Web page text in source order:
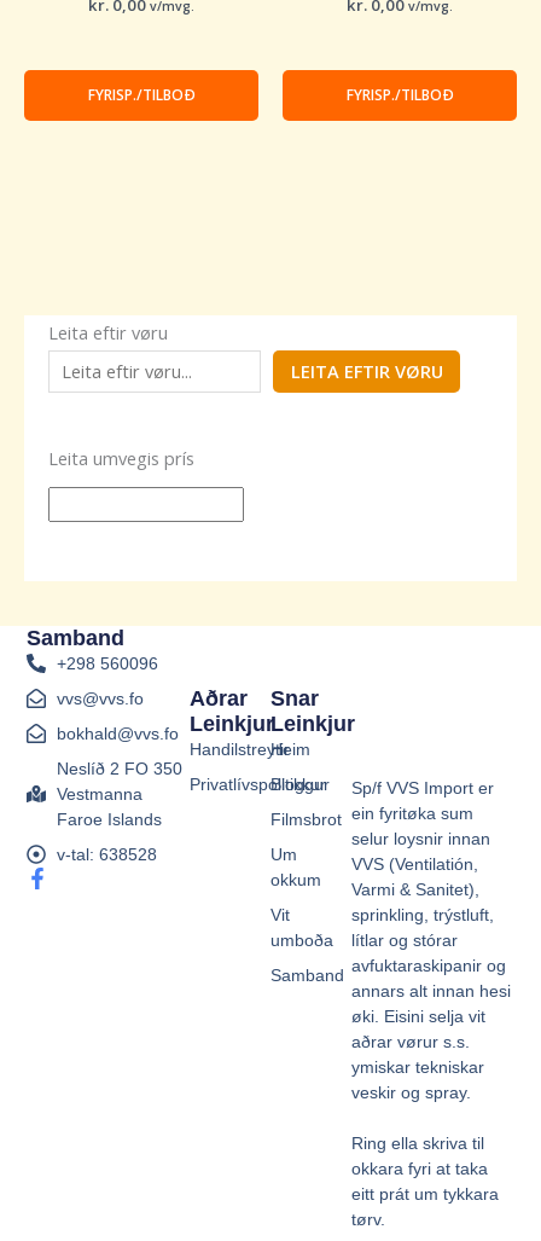
Leita eftir vøru
LEITA EFTIR VØRU
Leita umvegis prís
kr. 0,00 v/mvg.
FYRISP./TILBOÐ
kr. 0,00 v/mvg.
FYRISP./TILBOÐ
Sp/f VVS Import er
ein fyritøka sum
selur loysnir innan
VVS (Ventilatión,
Varmi & Sanitet),
sprinkling, trýstluft,
lítlar og stórar
avfuktaraskipanir og
annars alt innan hesi
øki. Eisini selja vit
aðrar vørur s.s.
ymiskar tekniskar
veskir og spray.
Ring ella skriva til
okkara fyri at taka
eitt prát um tykkara
tørv.
Snar
Leinkjur
Heim
Bloggur
Filmsbrot
Um
okkum
Vit
umboða
Samband
Aðrar
Leinkjur
Handilstreytir
Privatlívspolitikkur
Samband
+298 560096
vvs@vvs.fo
bokhald@vvs.fo
Neslíð 2 FO 350
Vestmanna
Faroe Islands
v-tal: 638528
F
a